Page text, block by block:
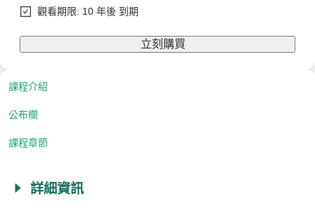
課程介紹
公布欄
課程章節
詳細資訊
觀看期限: 10 年後 到期
立刻購買